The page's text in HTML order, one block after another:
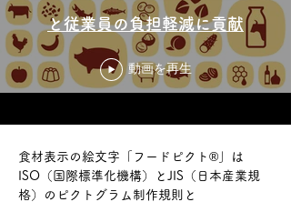
と従業員の負担軽減に貢献
動画を再生
食材表示の絵文字「フードピクト®︎」は
ISO（国際標準化機構）とJIS（日本産業規
格）のピクトグラム制作規則と